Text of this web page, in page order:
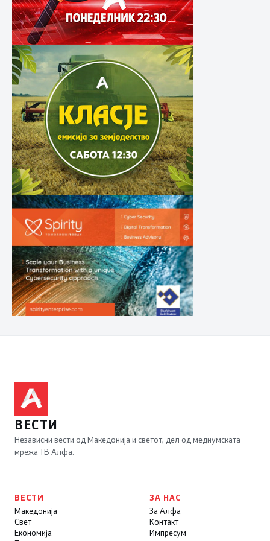
ВЕСТИ
Независни вести од Македонија и светот, дел од медиумската
мрежа ТВ Алфа.
ВЕСТИ
Македонија
Свет
Економија
ЗА НАС
За Алфа
Контакт
Импресум